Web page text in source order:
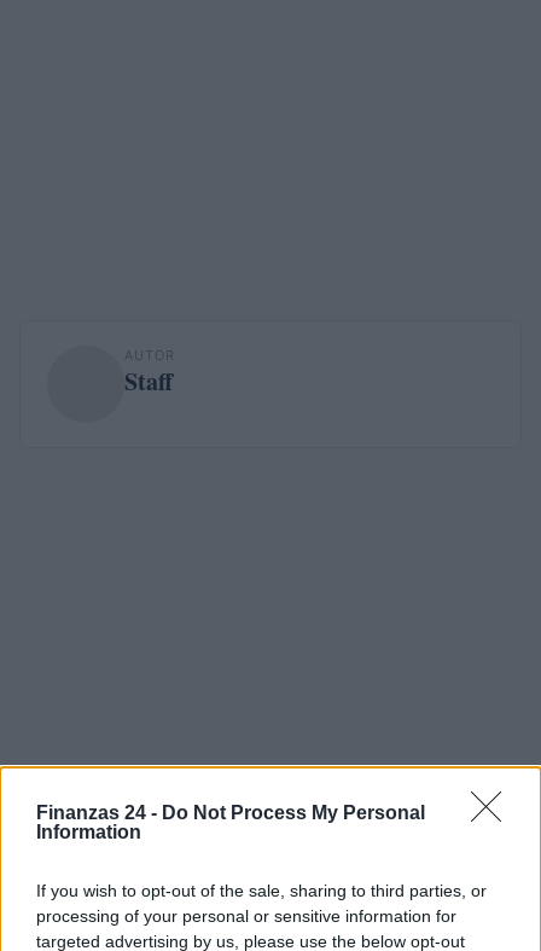
Finanzas 24 - Do Not Process My Personal
Information
If you wish to opt-out of the sale, sharing to third parties, or
processing of your personal or sensitive information for
targeted advertising by us, please use the below opt-out
AUTOR
Staff